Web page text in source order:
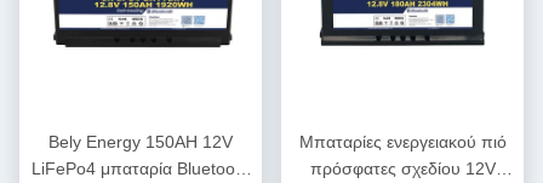
Bely Energy 150AH 12V
LiFePo4 μπαταρία Bluetooth
Μπαταρίες ενεργειακού πιό
πρόσφατες σχεδίου 12V